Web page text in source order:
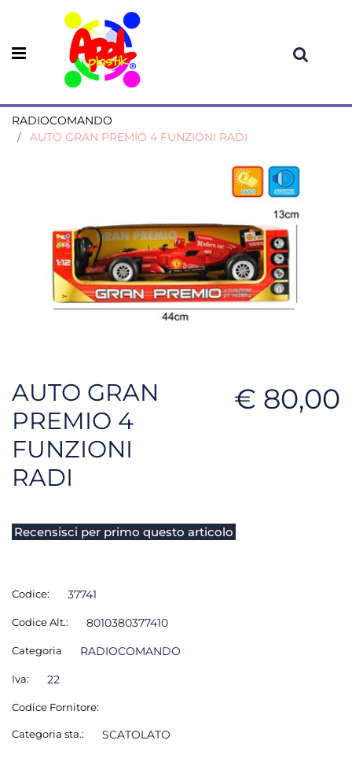
Open menu
RADIOCOMANDO
AUTO GRAN PREMIO 4 FUNZIONI RADI
AUTO GRAN
PREMIO 4
FUNZIONI
RADI
€ 80,00
Recensisci per primo questo articolo
Codice: 37741
Codice Alt.: 8010380377410
Categoria RADIOCOMANDO
Iva: 22
Codice Fornitore:
Categoria sta.: SCATOLATO